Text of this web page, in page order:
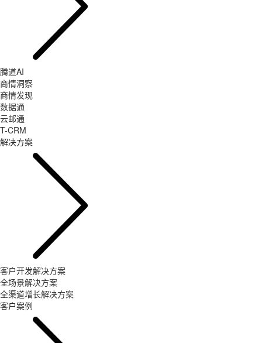
腾道AI
商情洞察
商情发现
数据通
云邮通
T-CRM
解决方案
客户开发解决方案
全场景解决方案
全渠道增长解决方案
客户案例